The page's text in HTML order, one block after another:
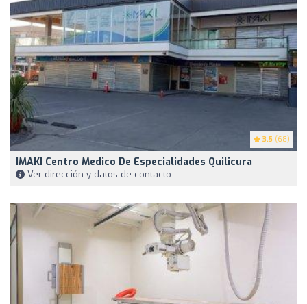
3.5 (68)
IMAKI Centro Medico De Especialidades Quilicura
Ver dirección y datos de contacto